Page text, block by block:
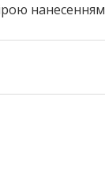
нанесенням